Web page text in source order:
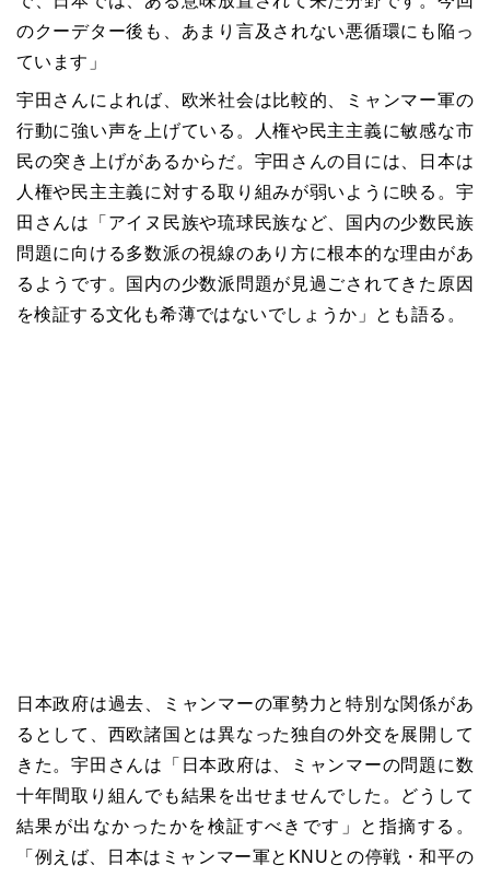
のクーデター後も、あまり言及されない悪循環にも陥っ
ています」
宇田さんによれば、欧米社会は比較的、ミャンマー軍の
行動に強い声を上げている。人権や民主主義に敏感な市
民の突き上げがあるからだ。宇田さんの目には、日本は
人権や民主主義に対する取り組みが弱いように映る。宇
田さんは「アイヌ民族や琉球民族など、国内の少数民族
問題に向ける多数派の視線のあり方に根本的な理由があ
るようです。国内の少数派問題が見過ごされてきた原因
を検証する文化も希薄ではないでしょうか」とも語る。
日本政府は過去、ミャンマーの軍勢力と特別な関係があ
るとして、西欧諸国とは異なった独自の外交を展開して
きた。宇田さんは「日本政府は、ミャンマーの問題に数
十年間取り組んでも結果を出せませんでした。どうして
結果が出なかったかを検証すべきです」と指摘する。
「例えば、日本はミャンマー軍とKNUとの停戦・和平の